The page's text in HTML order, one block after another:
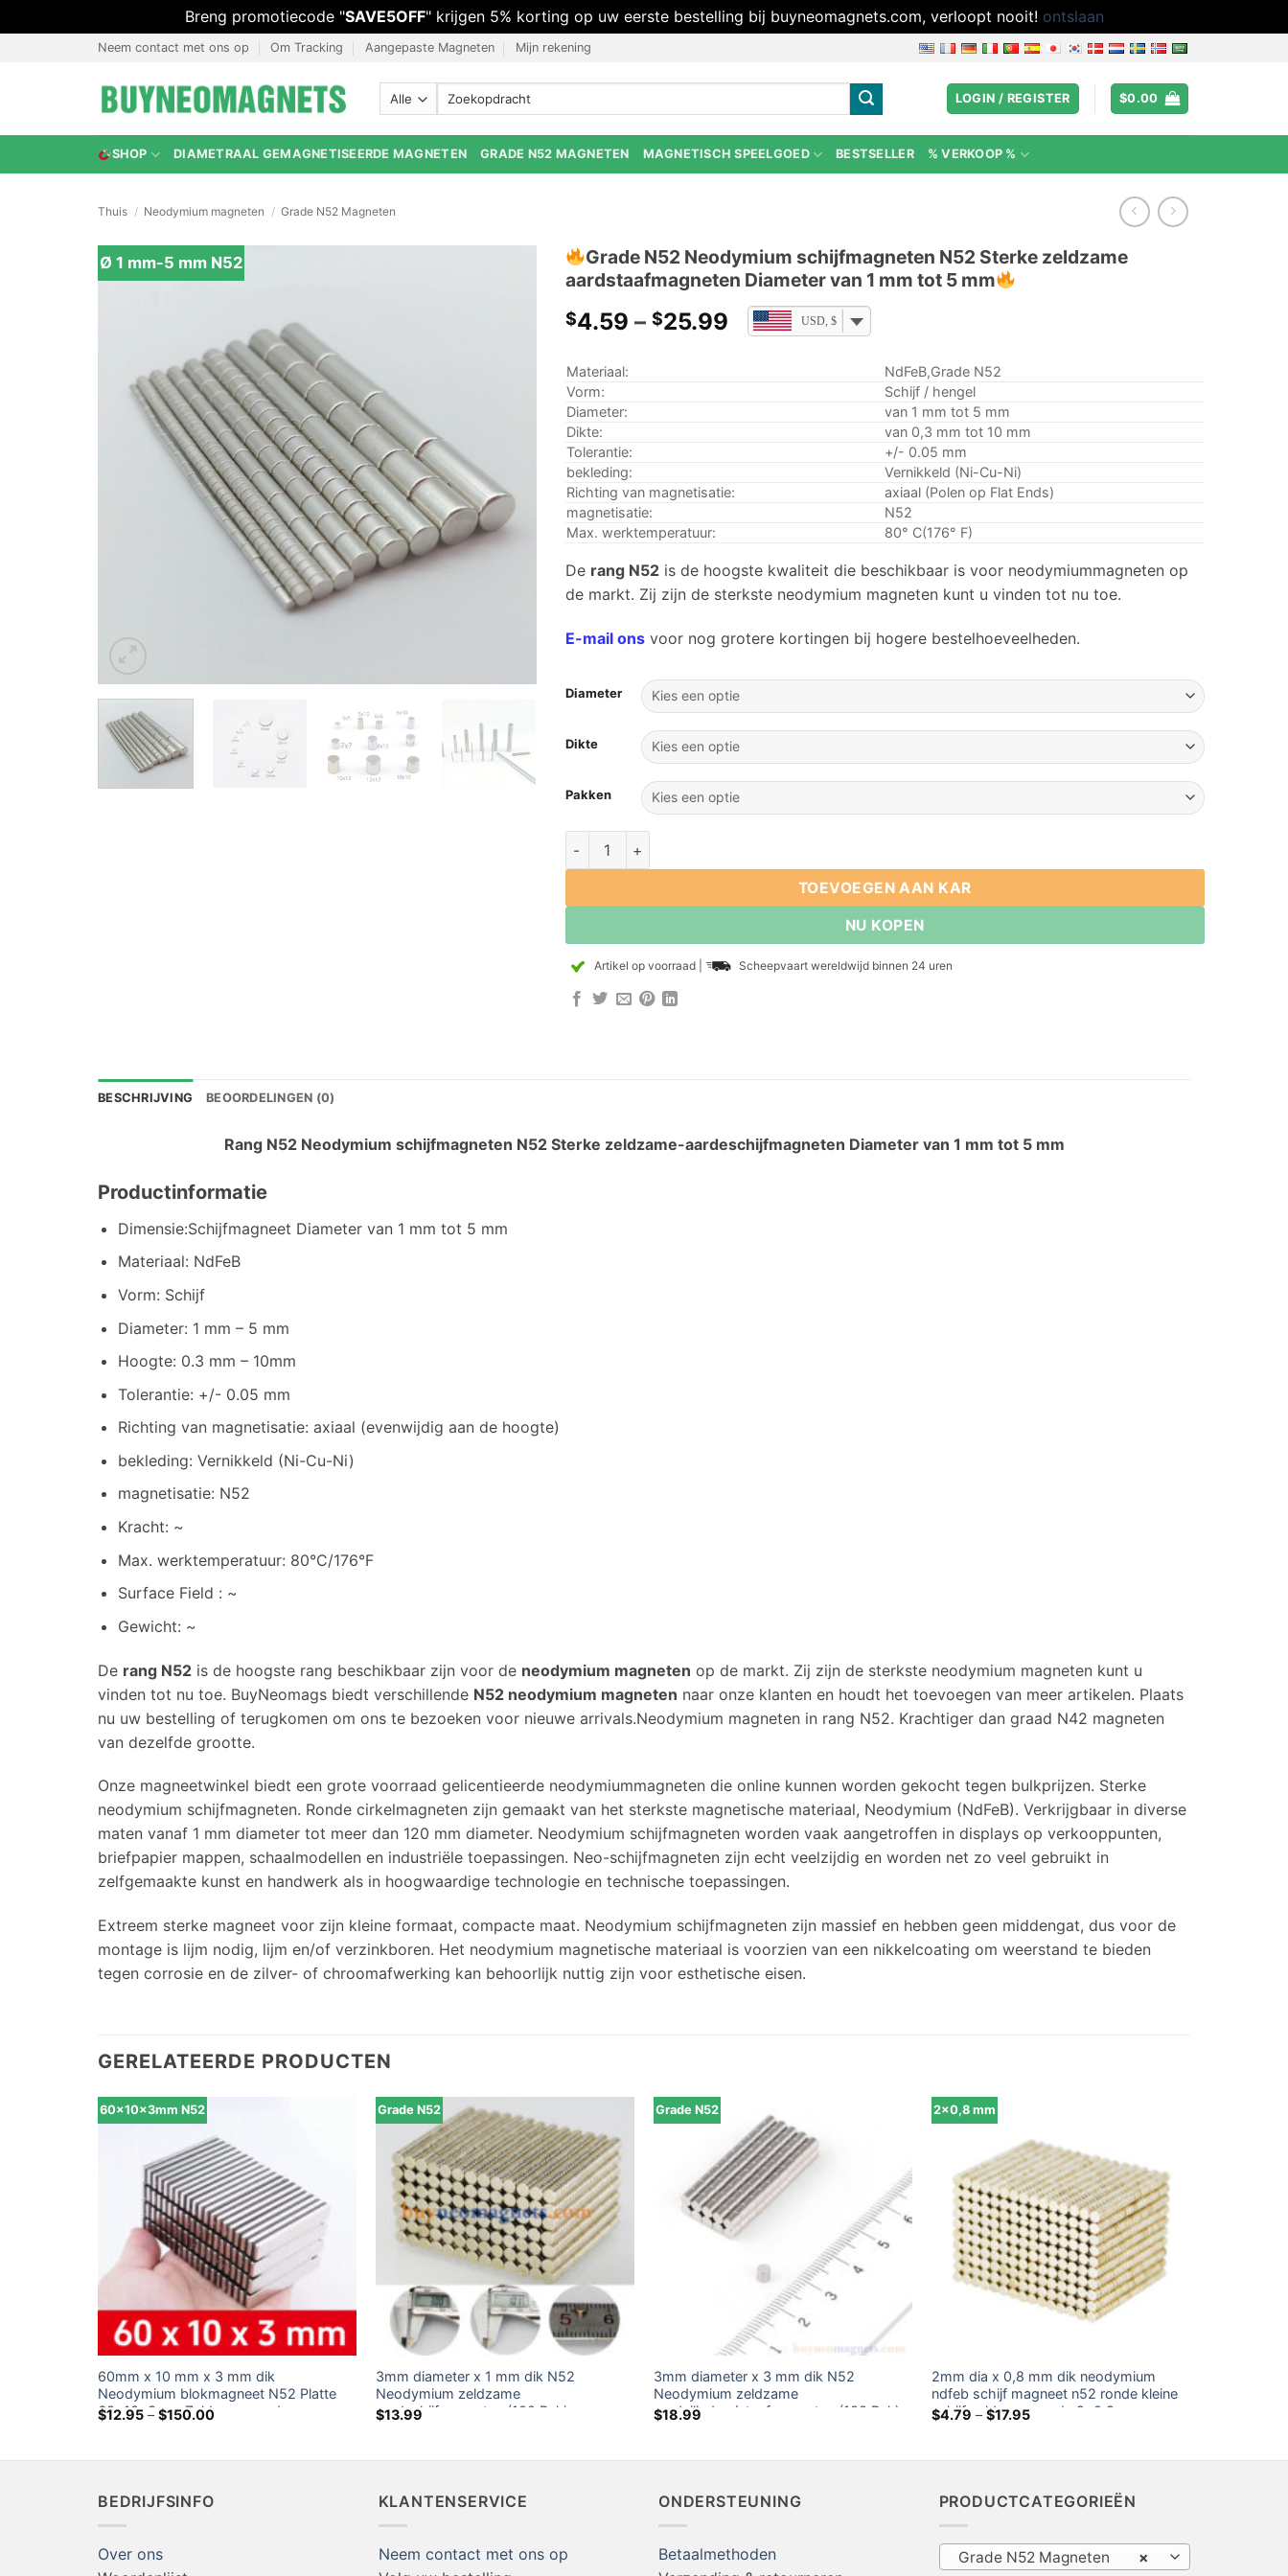
Breng promotiecode "SAVE5OFF" krijgen 5% korting op uw eerste bestelling bij buyneomagnets.com, verloopt nooit! ontslaan
Neem contact met ons op Om Tracking Aangepaste Magneten Mijn rekening
Zoeken
LOGIN / REGISTER $0.00
SHOP DIAMETRAAL GEMAGNETISEERDE MAGNETEN GRADE N52 MAGNETEN MAGNETISCH SPEELGOED BESTSELLER % VERKOOP %
Thuis / Neodymium magneten / Grade N52 Magneten
Ø 1 mm-5 mm N52
Grade N52 Neodymium schijfmagneten N52 Sterke zeldzame
aardstaafmagneten Diameter van 1 mm tot 5 mm
$4.59 – $25.99Prijsklasse:
$4.59
USD, $
Materiaal:
NdFeB,Grade N52
Vorm:
Schijf / hengel
Diameter:
van 1 mm tot 5 mm
Dikte:
van 0,3 mm tot 10 mm
Tolerantie:
+/- 0.05 mm
bekleding:
Vernikkeld (Ni-Cu-Ni)
Richting van magnetisatie:
axiaal (Polen op Flat Ends)
magnetisatie:
N52
Max. werktemperatuur:
80° C(176° F)
De rang N52is de hoogste kwaliteit die beschikbaar is voor neodymiummagneten op
de markt. Zij zijn de sterkste neodymium magneten kunt u vinden tot nu toe.
E-mail onsvoor nog grotere kortingen bij hogere bestelhoeveelheden.
Diameter
Dikte
Pakken
Grade N52 Neodymium schijfmagneten N52 Sterke zeldzame aardstaafmagneten Diameter van 1 mm tot 5
TOEVOEGEN AAN KAR
NU KOPEN
Artikel op voorraad| Scheepvaart wereldwijd binnen 24 uren
BESCHRIJVING BEOORDELINGEN (0)
Rang N52 Neodymium schijfmagneten N52 Sterke zeldzame-aardeschijfmagneten Diameter van 1 mm tot 5 mm
Productinformatie
Dimensie:Schijfmagneet Diameter van 1 mm tot 5 mm
Materiaal: NdFeB
Vorm: Schijf
Diameter: 1 mm – 5 mm
Hoogte: 0.3 mm – 10mm
Tolerantie: +/- 0.05 mm
Richting van magnetisatie: axiaal (evenwijdig aan de hoogte)
bekleding: Vernikkeld (Ni-Cu-Ni)
magnetisatie: N52
Kracht: ~
Max. werktemperatuur: 80°C/176°F
Surface Field : ~
Gewicht: ~
De rang N52 is de hoogste rang beschikbaar zijn voor de neodymium magneten op de markt. Zij zijn de sterkste neodymium magneten kunt u
vinden tot nu toe. BuyNeomags biedt verschillende N52 neodymium magneten naar onze klanten en houdt het toevoegen van meer artikelen. Plaats
nu uw bestelling of terugkomen om ons te bezoeken voor nieuwe arrivals.Neodymium magneten in rang N52. Krachtiger dan graad N42 magneten
van dezelfde grootte.
Onze magneetwinkel biedt een grote voorraad gelicentieerde neodymiummagneten die online kunnen worden gekocht tegen bulkprijzen. Sterke
neodymium schijfmagneten. Ronde cirkelmagneten zijn gemaakt van het sterkste magnetische materiaal, Neodymium (NdFeB). Verkrijgbaar in diverse
maten vanaf 1 mm diameter tot meer dan 120 mm diameter. Neodymium schijfmagneten worden vaak aangetroffen in displays op verkooppunten,
briefpapier mappen, schaalmodellen en industriële toepassingen. Neo-schijfmagneten zijn echt veelzijdig en worden net zo veel gebruikt in
zelfgemaakte kunst en handwerk als in hoogwaardige technologie en technische toepassingen.
Extreem sterke magneet voor zijn kleine formaat, compacte maat. Neodymium schijfmagneten zijn massief en hebben geen middengat, dus voor de
montage is lijm nodig, lijm en/of verzinkboren. Het neodymium magnetische materiaal is voorzien van een nikkelcoating om weerstand te bieden
tegen corrosie en de zilver- of chroomafwerking kan behoorlijk nuttig zijn voor esthetische eisen.
GERELATEERDE PRODUCTEN
60x10x3mm N52
60mm x 10 mm x 3 mm dik
Neodymium blokmagneet N52 Platte
60x10x3mm Zeldzame aarde
$12.95 – $150.00Prijsklasse:
Grade N52
3mm diameter x 1 mm dik N52
Neodymium zeldzame
aardschijfmagneten (100 Pak)
$13.99
Grade N52
3mm diameter x 3 mm dik N52
Neodymium zeldzame
aardcilinder-/staafmagneten (100 Pak)
$18.99
2x0,8 mm
2mm dia x 0,8 mm dik neodymium
ndfeb schijf magneet n52 ronde kleine
schijf zeldzame aarde 2×0.8mm
$4.79 – $17.95Prijsklasse:
BEDRIJFSINFO
Over ons
KLANTENSERVICE
Neem contact met ons op
ONDERSTEUNING
Betaalmethoden
PRODUCTCATEGORIEËN
×
Grade N52 Magneten